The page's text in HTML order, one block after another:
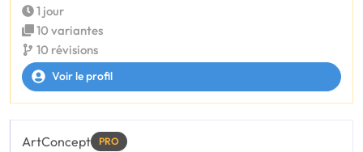
1 jour
10 variantes
10 révisions
Voir le profil
ArtConcept PRO